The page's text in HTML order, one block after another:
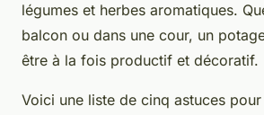
légumes et herbes aromatiques.
balcon ou dans une cour, un
être à la fois productif et décoratif.
Voici une liste de cinq astuces